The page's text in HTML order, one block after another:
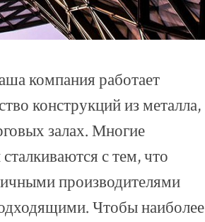
компания работает
конструкций из металла,
залах. Многие
с тем, что
производителями
Чтобы наиболее